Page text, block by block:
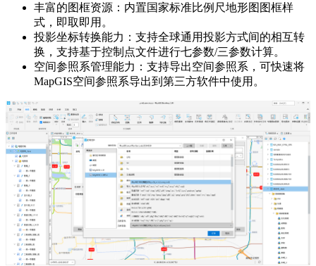
丰富的图框资源：内置国家标准比例尺地形图图框样
式，即取即用。
投影坐标转换能力：支持全球通用投影方式间的相互转
换，支持基于控制点文件进行七参数/三参数计算。
空间参照系管理能力：支持导出空间参照系，可快速将
MapGIS空间参照系导出到第三方软件中使用。